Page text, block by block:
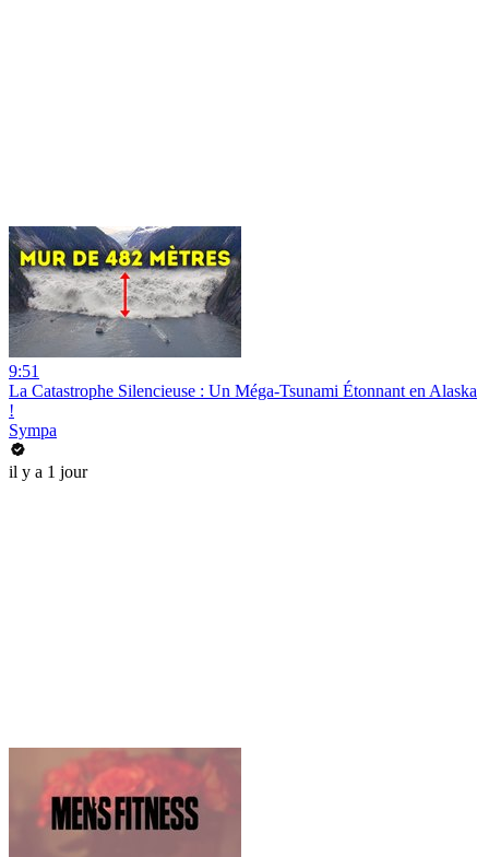
9:51
La Catastrophe Silencieuse : Un Méga-Tsunami Étonnant en Alaska
!
Sympa
il y a 1 jour